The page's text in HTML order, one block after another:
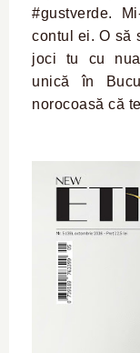
#gustverde.
contul ei. O să
joci tu cu
unică în
norocoasă că